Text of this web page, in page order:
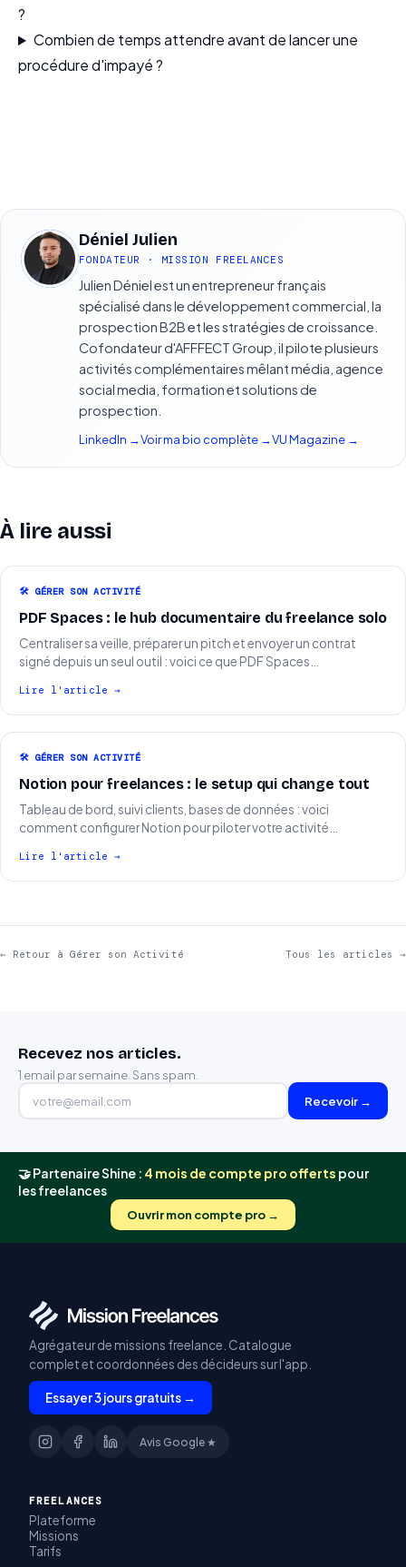
?
Combien de temps attendre avant de lancer une
procédure d'impayé ?
DJ
Déniel Julien
FONDATEUR · MISSION FREELANCES
Julien Déniel est un entrepreneur français
spécialisé dans le développement commercial, la
prospection B2B et les stratégies de croissance.
Cofondateur d'AFFFECT Group, il pilote plusieurs
activités complémentaires mêlant média, agence
social media, formation et solutions de
prospection.
LinkedIn →Voir ma bio complète →VU Magazine →
À lire aussi
🛠️ GÉRER SON ACTIVITÉ
PDF Spaces : le hub documentaire du freelance solo
Centraliser sa veille, préparer un pitch et envoyer un contrat
signé depuis un seul outil : voici ce que PDF Spaces…
Lire l'article →
🛠️ GÉRER SON ACTIVITÉ
Notion pour freelances : le setup qui change tout
Tableau de bord, suivi clients, bases de données : voici
comment configurer Notion pour piloter votre activité…
Lire l'article →
← Retour à Gérer son Activité Tous les articles →
Recevez nos articles.
1 email par semaine. Sans spam.
Recevoir →
🤝 Partenaire Shine : 4 mois de compte pro offerts pour
les freelances
Ouvrir mon compte pro →
Agrégateur de missions freelance. Catalogue
complet et coordonnées des décideurs sur l'app.
Essayer 3 jours gratuits →
Avis Google ★
FREELANCES
Plateforme
Missions
Tarifs